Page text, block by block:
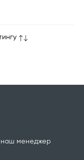
наш менеджер